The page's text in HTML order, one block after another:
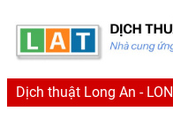
Dịch thuật Long An -